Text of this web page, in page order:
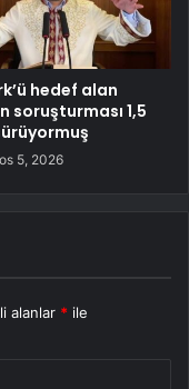
hedef alan
soruşturması 1,5
5, 2026
alanlar * ile